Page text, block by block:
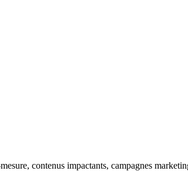
contenus impactants, campagnes